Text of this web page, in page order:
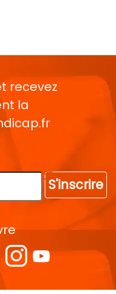
recevez
la
S'inscrire